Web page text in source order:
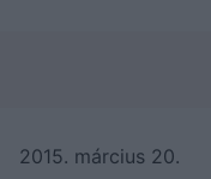
2015. március 20.